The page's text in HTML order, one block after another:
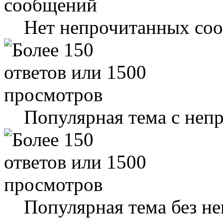
Нет непрочитанных
Популярная тема с
Популярная тема без